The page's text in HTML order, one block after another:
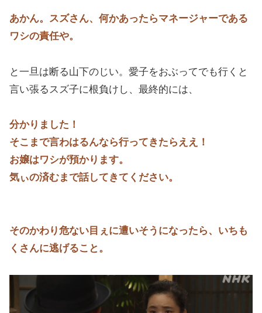
あかん。スズさん、何かあったらマネージャーである
ワシの責任や。
と一旦は断る山下のじい。愛子をおぶってでも行くと
言い張るスズ子に根負けし、最終的には、
分かりました！
そこまで言わはるんなら行ってきたらええ！
お嬢はワシが預かります。
気ぃの済むまで話してきてください。
そのかわり危ない目ぇに遭いそうになったら、いちも
くさんに逃げること。